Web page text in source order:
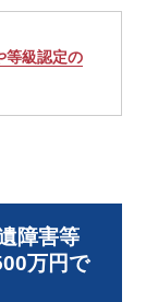
等級認定の
障害等
万円で